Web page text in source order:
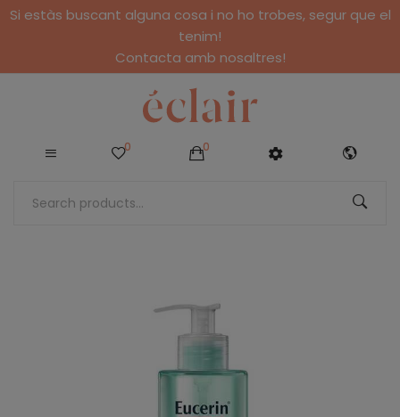
Si estàs buscant alguna cosa i no ho trobes, segur que el
tenim!
Contacta amb nosaltres!
0 0